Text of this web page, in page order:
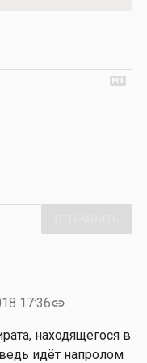
17:36link
находящегося в
идёт напролом